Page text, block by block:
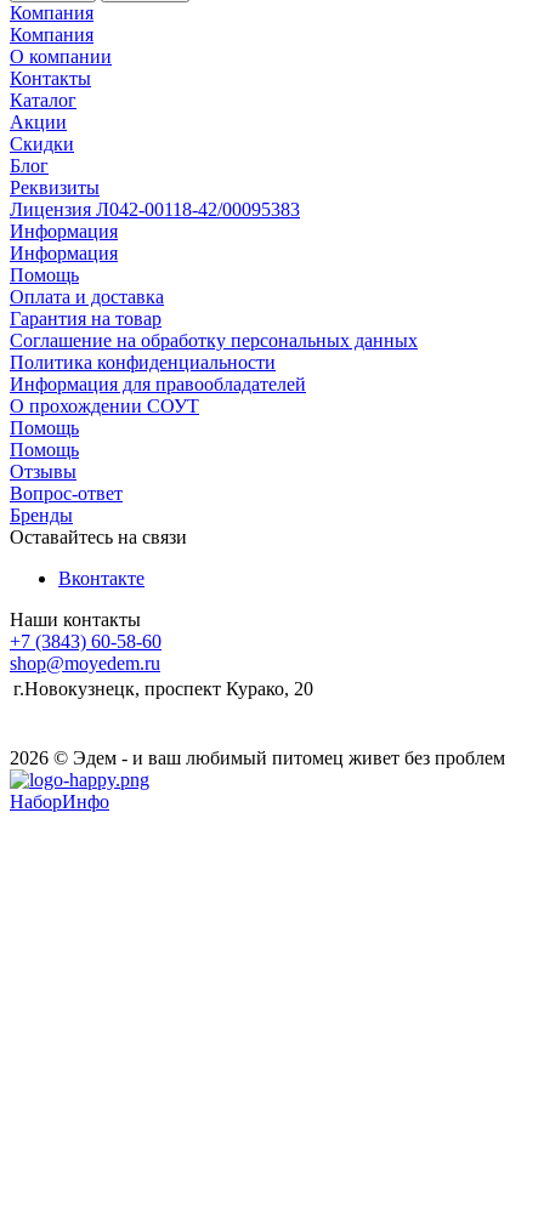
Компания
Компания
О компании
Контакты
Каталог
Акции
Скидки
Блог
Реквизиты
Лицензия Л042-00118-42/00095383
Информация
Информация
Помощь
Оплата и доставка
Гарантия на товар
Соглашение на обработку персональных данных
Политика конфиденциальности
Информация для правообладателей
О прохождении СОУТ
Помощь
Помощь
Отзывы
Вопрос-ответ
Бренды
Оставайтесь на связи
Вконтакте
Наши контакты
+7 (3843) 60-58-60
shop@moyedem.ru
г.Новокузнецк, проспект Курако, 20
2026 © Эдем - и ваш любимый питомец живет без проблем
НаборИнфо